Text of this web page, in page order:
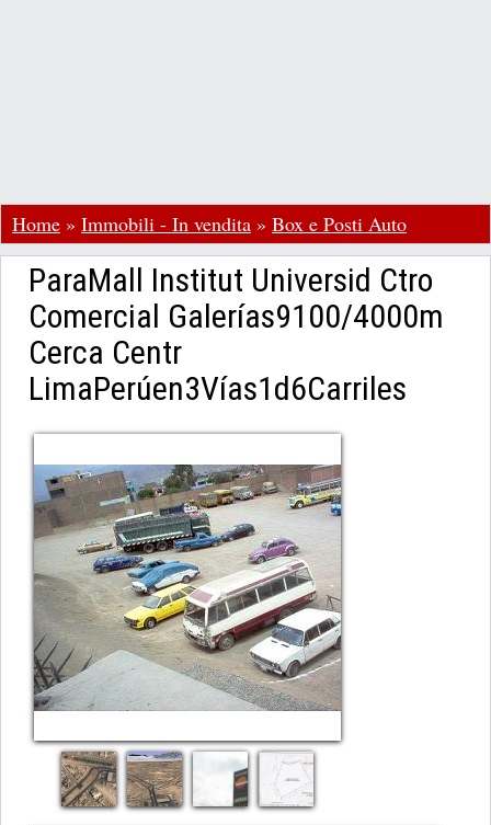
Home » Immobili - In vendita » Box e Posti Auto
ParaMall Institut Universid Ctro
Comercial Galerías9100/4000m
Cerca Centr
LimaPerúen3Vías1d6Carriles